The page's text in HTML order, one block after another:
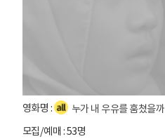
누가 내 우유를 훔쳤을까
53명